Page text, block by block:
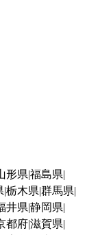
形県 福島県
栃木県 群馬県
井県 静岡県
都府滋賀県